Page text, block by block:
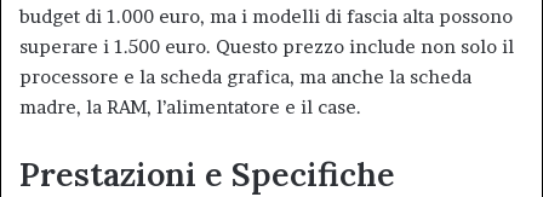
budget di 1.000 euro, ma i modelli di fascia alta possono
superare i 1.500 euro. Questo prezzo include non solo il
processore e la scheda grafica, ma anche la scheda
madre, la RAM, l’alimentatore e il case.
Prestazioni e Specifiche